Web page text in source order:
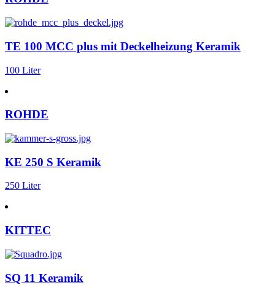
TE 100 MCC plus mit Deckelheizung Keramik
100 Liter
ROHDE
KE 250 S Keramik
250 Liter
KITTEC
SQ 11 Keramik